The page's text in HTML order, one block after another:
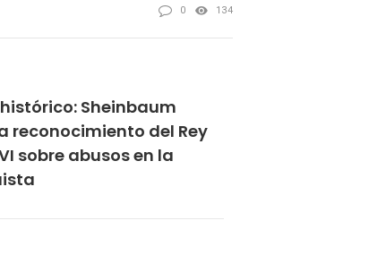
0 134
Sheinbaum
reconocimiento del Rey
sobre abusos en la